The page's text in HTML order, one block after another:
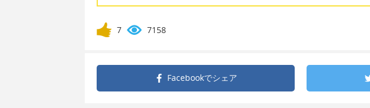
7 7158
Facebookでシェア